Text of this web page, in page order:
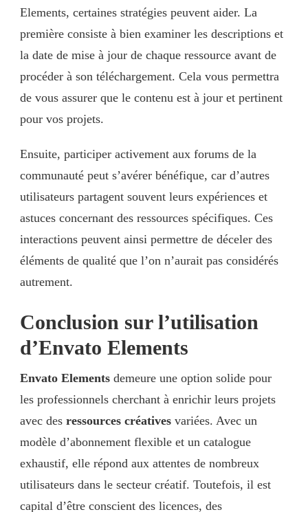
Elements, certaines stratégies peuvent aider. La
première consiste à bien examiner les descriptions et
la date de mise à jour de chaque ressource avant de
procéder à son téléchargement. Cela vous permettra
de vous assurer que le contenu est à jour et pertinent
pour vos projets.
Ensuite, participer activement aux forums de la
communauté peut s’avérer bénéfique, car d’autres
utilisateurs partagent souvent leurs expériences et
astuces concernant des ressources spécifiques. Ces
interactions peuvent ainsi permettre de déceler des
éléments de qualité que l’on n’aurait pas considérés
autrement.
Conclusion sur l’utilisation
d’Envato Elements
Envato Elements demeure une option solide pour
les professionnels cherchant à enrichir leurs projets
avec des ressources créatives variées. Avec un
modèle d’abonnement flexible et un catalogue
exhaustif, elle répond aux attentes de nombreux
utilisateurs dans le secteur créatif. Toutefois, il est
capital d’être conscient des licences, des